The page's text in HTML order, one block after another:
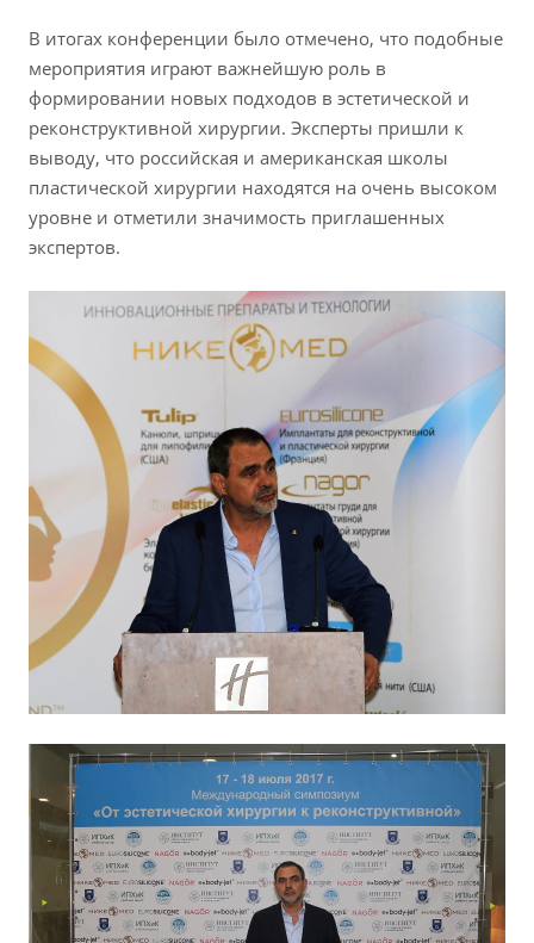
В итогах конференции было отмечено, что подобные
мероприятия играют важнейшую роль в
формировании новых подходов в эстетической и
реконструктивной хирургии. Эксперты пришли к
выводу, что российская и американская школы
пластической хирургии находятся на очень высоком
уровне и отметили значимость приглашенных
экспертов.